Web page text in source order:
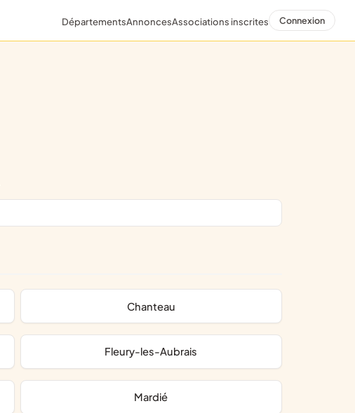
DépartementsAnnoncesAssociations inscrites Connexion
Chanteau
Fleury-les-Aubrais
Mardié